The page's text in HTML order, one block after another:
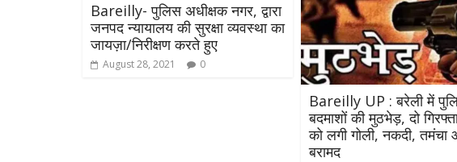
Bareilly- पुलिस अधीक्षक नगर, द्वारा
जनपद न्यायालय की सुरक्षा व्यवस्था का
जायज़ा/निरीक्षण करते हुए
August 28, 2021 0
Bareilly UP : बरेली में
बदमाशों की मुठभेड़, दो
को लगी गोली, नकदी, तमंचा
बरामद
All Rights News Bareilly
Uttar
Pradesh
राजनीति हॉट राजनीतिक
समाजवादी पार्टी ने किया
खिलाफ प्रदर्शन
August 4, 2021 Editor All Rights